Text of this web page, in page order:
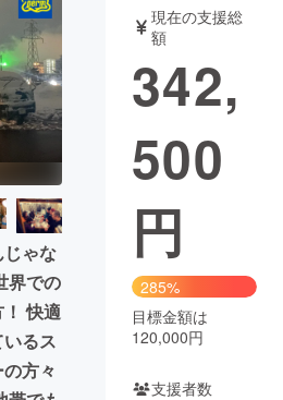
音楽
ジェット ゲーム・サ
活性化
Good CAMPFIRE Creation
納税machi-ya コミュニティ
ゃな
界での
快適
るス
方々
現在の支援総
額
342,
500
円
285%
目標金額は
120,000円
支援者数